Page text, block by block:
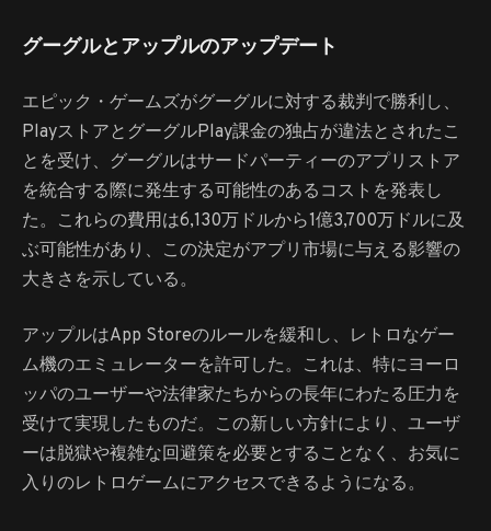
グーグルとアップルのアップデート
エピック・ゲームズがグーグルに対する裁判で勝利し、
PlayストアとグーグルPlay課金の独占が違法とされたこ
とを受け、グーグルはサードパーティーのアプリストア
を統合する際に発生する可能性のあるコストを発表し
た。これらの費用は6,130万ドルから1億3,700万ドルに及
ぶ可能性があり、この決定がアプリ市場に与える影響の
大きさを示している。
アップルはApp Storeのルールを緩和し、レトロなゲー
ム機のエミュレーターを許可した。これは、特にヨーロ
ッパのユーザーや法律家たちからの長年にわたる圧力を
受けて実現したものだ。この新しい方針により、ユーザ
ーは脱獄や複雑な回避策を必要とすることなく、お気に
入りのレトロゲームにアクセスできるようになる。